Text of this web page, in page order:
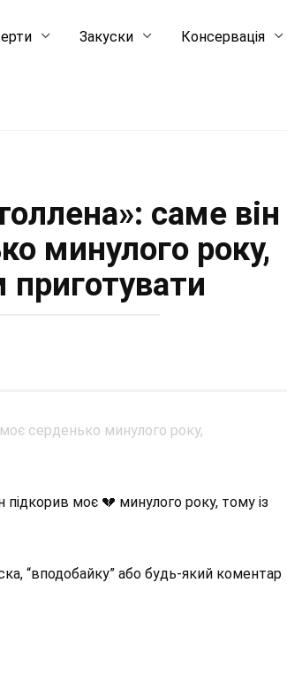
Закуски Консервація
саме він
минулого року,
моє 💔 минулого року, тому із
“вподобайку” або будь-який коментар